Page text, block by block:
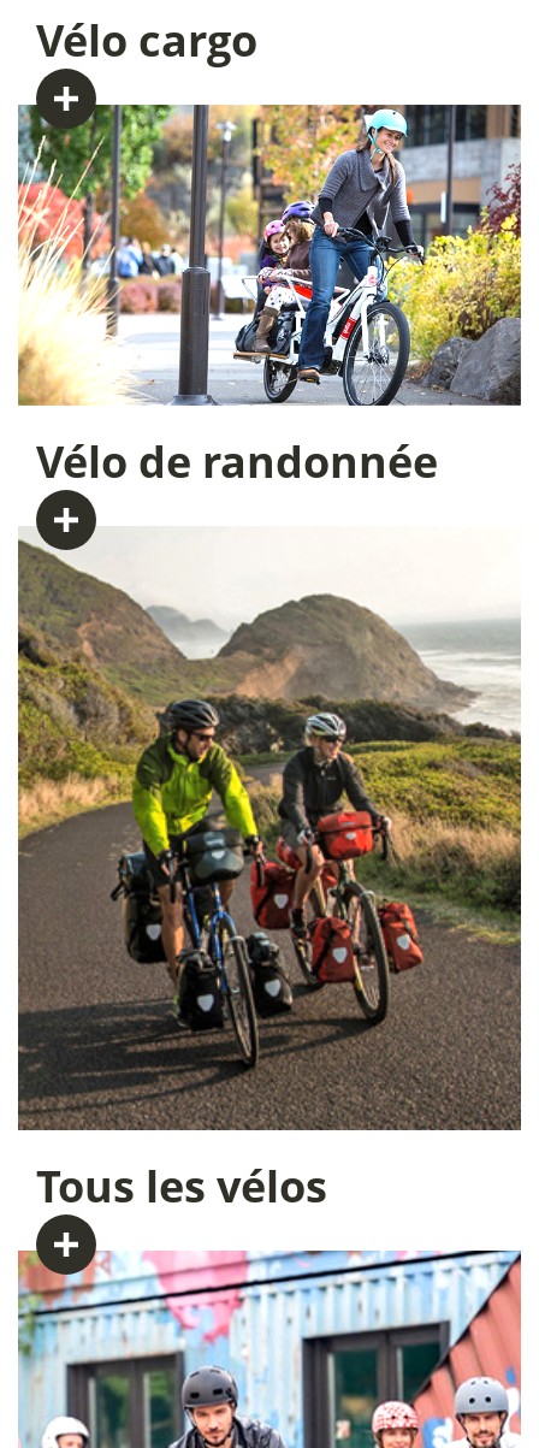
Vélo cargo
Vélo de randonnée
Tous les vélos